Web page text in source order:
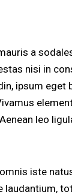
a
nisi in
ipsum eget
leo
iste